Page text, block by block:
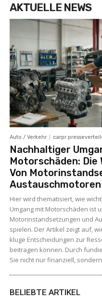
AKTUELLE NEWS
Auto / Verkehr carpr
Nachhaltiger
Motorschäden: Die
Von
Hier wird thematisiert, wie
Umgang mit Motorschäden ist
Motorinstandsetzungen und
spielen. Der Artikel zeigt auf,
kluge Entscheidungen zur
beitragen können. Durch
Sie nicht nur finanziell,
BELIEBTE ARTIKEL